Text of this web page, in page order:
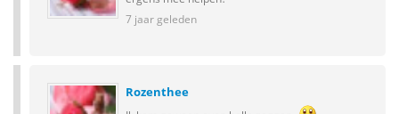
7 jaar geleden
Rozenthee